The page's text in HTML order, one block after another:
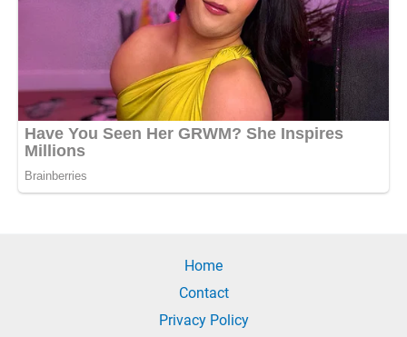
Home
Contact
Privacy Policy